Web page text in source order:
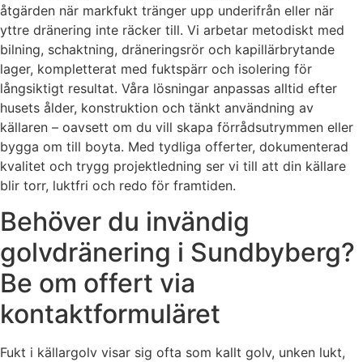
åtgärden när markfukt tränger upp underifrån eller när
yttre dränering inte räcker till. Vi arbetar metodiskt med
bilning, schaktning, dräneringsrör och kapillärbrytande
lager, kompletterat med fuktspärr och isolering för
långsiktigt resultat. Våra lösningar anpassas alltid efter
husets ålder, konstruktion och tänkt användning av
källaren – oavsett om du vill skapa förrådsutrymmen eller
bygga om till boyta. Med tydliga offerter, dokumenterad
kvalitet och trygg projektledning ser vi till att din källare
blir torr, luktfri och redo för framtiden.
Behöver du invändig
golvdränering i Sundbyberg?
Be om offert via
kontaktformuläret
Fukt i källargolv visar sig ofta som kallt golv, unken lukt,